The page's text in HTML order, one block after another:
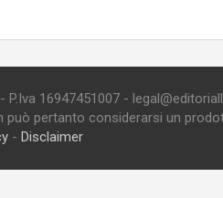
16947451007 -
pertanto considerarsi un
- Disclaimer